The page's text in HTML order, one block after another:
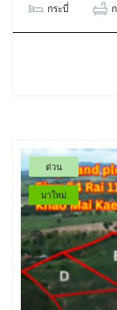
กระบี่
ด่วน
มาใหม่